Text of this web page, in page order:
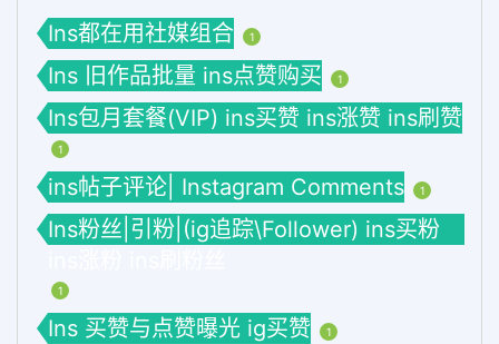
Ins都在用社媒组合 1
Ins 旧作品批量 ins点赞购买 1
Ins包月套餐(VIP) ins买赞 ins涨赞 ins刷赞
1
ins帖子评论| Instagram Comments 1
Ins粉丝|引粉|(ig追踪\Follower) ins买粉
1
Ins 买赞与点赞曝光 ig买赞 1